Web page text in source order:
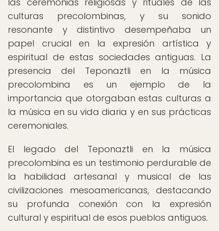
culturas precolombinas, y su sonido
resonante y distintivo desempeñaba un
papel crucial en la expresión artística y
espiritual de estas sociedades antiguas. La
presencia del Teponaztli en la música
precolombina es un ejemplo de la
importancia que otorgaban estas culturas a
la música en su vida diaria y en sus prácticas
ceremoniales.
El legado del Teponaztli en la música
precolombina es un testimonio perdurable de
la habilidad artesanal y musical de las
civilizaciones mesoamericanas, destacando
su profunda conexión con la expresión
cultural y espiritual de esos pueblos antiguos.